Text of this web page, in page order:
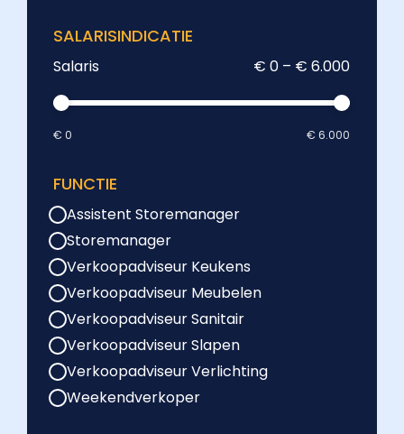
SALARISINDICATIE
Salaris € 0 – € 6.000
€ 0 € 6.000
FUNCTIE
Assistent Storemanager
Storemanager
Verkoopadviseur Keukens
Verkoopadviseur Meubelen
Verkoopadviseur Sanitair
Verkoopadviseur Slapen
Verkoopadviseur Verlichting
Weekendverkoper